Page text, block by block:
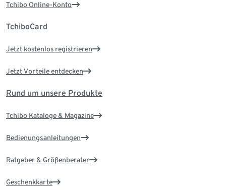
Tchibo Online-Konto
TchiboCard
Jetzt kostenlos registrieren
Jetzt Vorteile entdecken
Rund um unsere Produkte
Tchibo Kataloge & Magazine
Bedienungsanleitungen
Ratgeber & Größenberater
Geschenkkarte